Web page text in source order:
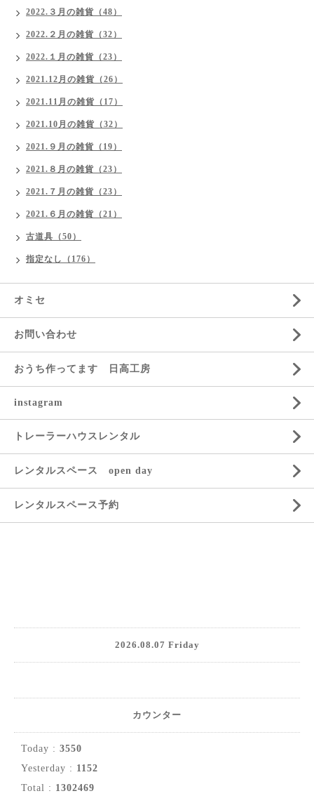
2022.３月の雑貨（48）
2022.２月の雑貨（32）
2022.１月の雑貨（23）
2021.12月の雑貨（26）
2021.11月の雑貨（17）
2021.10月の雑貨（32）
2021.９月の雑貨（19）
2021.８月の雑貨（23）
2021.７月の雑貨（23）
2021.６月の雑貨（21）
古道具（50）
指定なし（176）
オミセ
お問い合わせ
おうち作ってます 日高工房
instagram
トレーラーハウスレンタル
レンタルスペース open day
レンタルスペース予約
2026.08.07 Friday
カウンター
Today : 3550
Yesterday : 1152
Total : 1302469